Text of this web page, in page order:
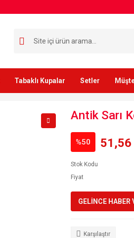
Tabaklı Kupalar Setler
Antik Sarı
%50 51,56
Stok Kodu
Fiyat
GELİNCE HABER
Karşılaştır